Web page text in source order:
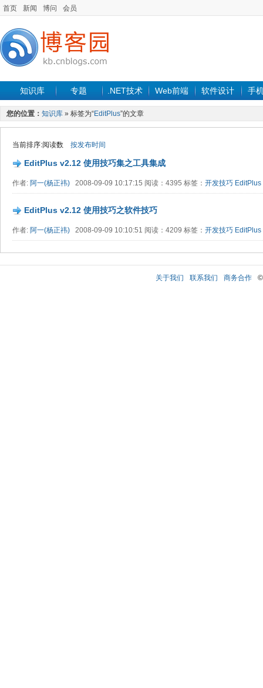
首页 新闻 博问 会员
知识库 专题 .NET技术 Web前端 软件设计 手
您的位置： 知识库 » 标签为“EditPlus”的文章
当前排序:阅读数 按发布时间
EditPlus v2.12 使用技巧集之工具集成
作者: 阿一(杨正祎) 2008-09-09 10:17:15 阅读：4395 标签： 开发技巧 EditPlus
EditPlus v2.12 使用技巧之软件技巧
作者: 阿一(杨正祎) 2008-09-09 10:10:51 阅读：4209 标签： 开发技巧 EditPlus
关于我们 联系我们 商务合作